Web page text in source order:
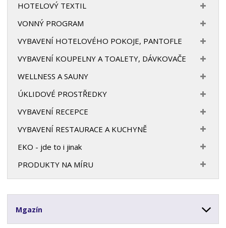
HOTELOVÝ TEXTIL
VONNÝ PROGRAM
VYBAVENÍ HOTELOVÉHO POKOJE, PANTOFLE
VYBAVENÍ KOUPELNY A TOALETY, DÁVKOVAČE
WELLNESS A SAUNY
ÚKLIDOVÉ PROSTŘEDKY
VYBAVENÍ RECEPCE
VYBAVENÍ RESTAURACE A KUCHYNĚ
EKO - jde to i jinak
PRODUKTY NA MÍRU
Mgazín